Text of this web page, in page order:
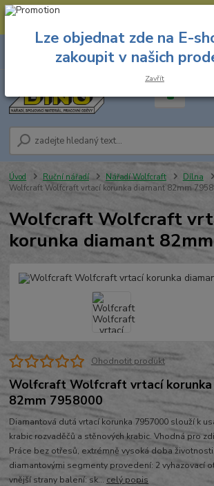
--- Spojovací materiál: 774 431 045 --- Prodejna
8.00 hod. - 16.00 hod.
Úvod Ruční nářadí Nářadí Wolfcraft Dílna
Wolfcraft Wolfcraft vrtací korunka diamant 82mm
Wolfcraft Wolfcraft
korunka diamant
Ohodnotit produkt
Wolfcraft Wolfcraft vrtací
82mm 7958000
Diamantová dutá vrtací korunka 7957000 slouží k
krabic rozvaděčů a stěnových krabic. Vhodná pro
Práce bez otřesů, extrémně vysoká doba
diamantovými segmenty provedení: 2 vyhazovací
vnější strany balení: sk... celý popis
Lze objednat zde na E-
zakoupit v našich
Zavřít